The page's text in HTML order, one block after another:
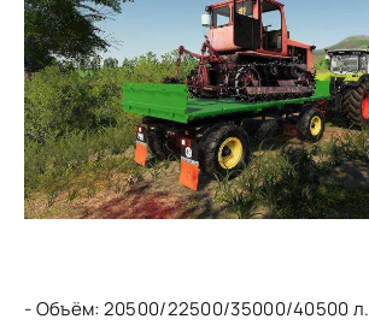
- Объём: 20500/22500/35000/40500 л.